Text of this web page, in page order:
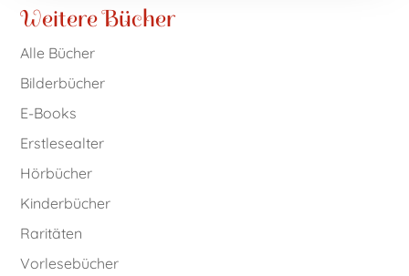
Weitere Bücher
Alle Bücher
Bilderbücher
E-Books
Erstlesealter
Hörbücher
Kinderbücher
Raritäten
Vorlesebücher